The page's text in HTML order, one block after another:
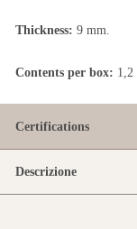
Thickness: 9 mm.
Contents per box: 1,2
Certifications
Descrizione